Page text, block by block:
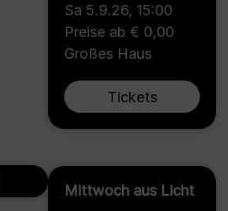
Sa 5.9.26, 15:00
Preise ab € 0,00
Großes Haus
Tickets
Mittwoch aus Licht